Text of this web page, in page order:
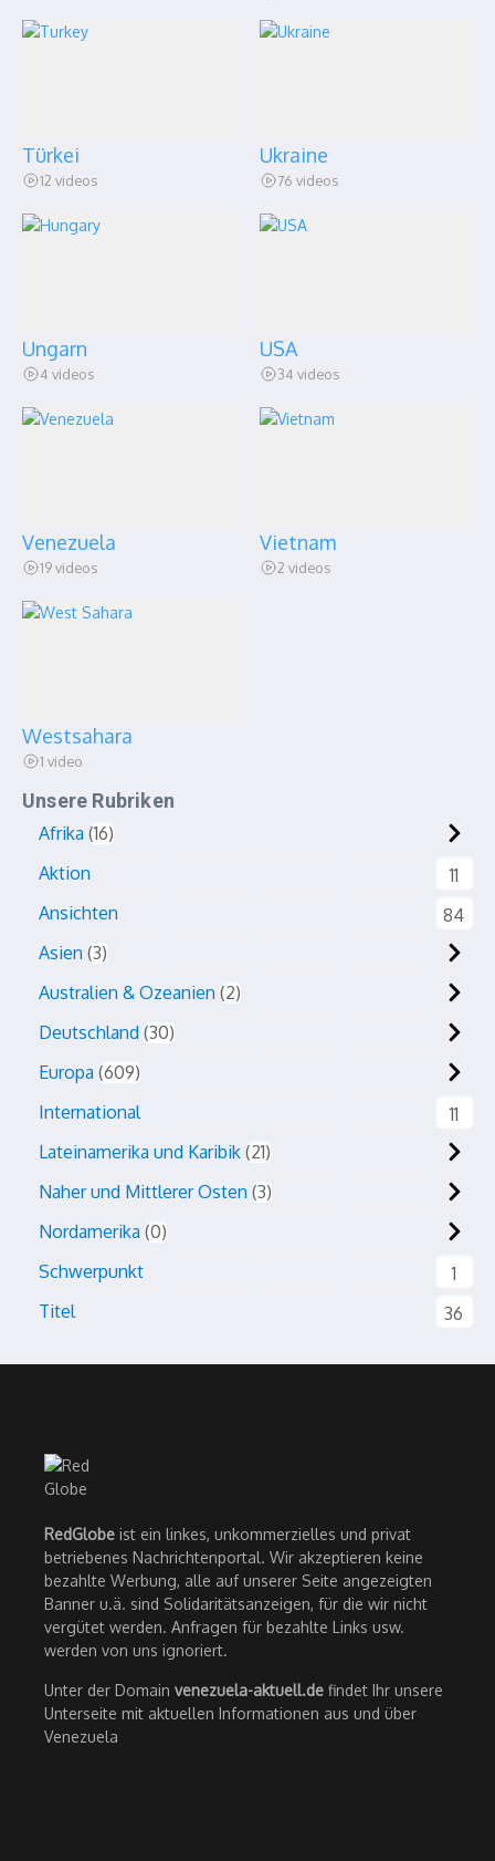
Türkei
12 videos
Ukraine
76 videos
Ungarn
4 videos
USA
34 videos
Venezuela
19 videos
Vietnam
2 videos
Westsahara
1 video
Unsere Rubriken
Afrika 16
Aktion
11
Ansichten
84
Asien 3
Australien & Ozeanien 2
Deutschland 30
Europa 609
International
11
Lateinamerika und Karibik 21
Naher und Mittlerer Osten 3
Nordamerika 0
Schwerpunkt
1
Titel
36
RedGlobe ist ein linkes, unkommerzielles und privat
betriebenes Nachrichtenportal. Wir akzeptieren keine
bezahlte Werbung, alle auf unserer Seite angezeigten
Banner u.ä. sind Solidaritätsanzeigen, für die wir nicht
vergütet werden. Anfragen für bezahlte Links usw.
werden von uns ignoriert.
Unter der Domain venezuela-aktuell.de findet Ihr unsere
Unterseite mit aktuellen Informationen aus und über
Venezuela